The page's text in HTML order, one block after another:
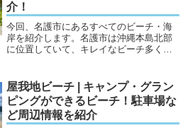
介！
今回、名護市にあるすべてのビーチ・海
岸を紹介します。名護市は沖縄本島北部
に位置していて、キレイなビーチ多くあ
もたくさんあります。今回は名護市のビ
ーチ・海岸を15ヶ所を紹...
屋我地ビーチ | キャンプ・グラン
ピングができるビーチ！駐車場な
ど周辺情報を紹介